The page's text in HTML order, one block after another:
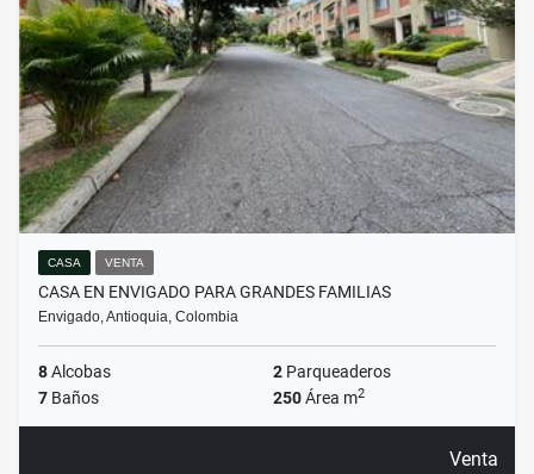
CASA VENTA
CASA EN ENVIGADO PARA GRANDES FAMILIAS
Envigado, Antioquia, Colombia
8Alcobas 2 Parqueaderos
7 Baños 250Área m2
Venta